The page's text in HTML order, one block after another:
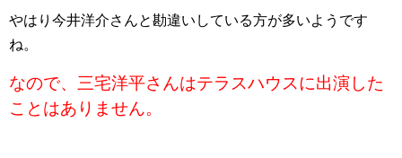
やはり今井洋介さんと勘違いしている方が多いようです
ね。
なので、三宅洋平さんはテラスハウスに出演した
ことはありません。